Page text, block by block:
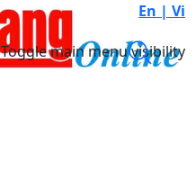
En | Vi
Toggle main menu visibility